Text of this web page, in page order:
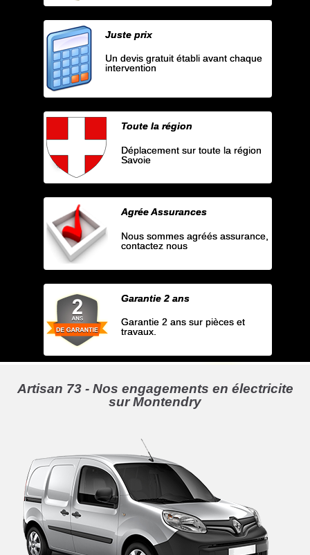
Juste prix
Un devis gratuit établi avant chaque
intervention
Toute la région
Déplacement sur toute la région
Savoie
Agrée Assurances
Nous sommes agréés assurance,
contactez nous
Garantie 2 ans
Garantie 2 ans sur pièces et
travaux.
Artisan 73 - Nos engagements en électricite
sur Montendry